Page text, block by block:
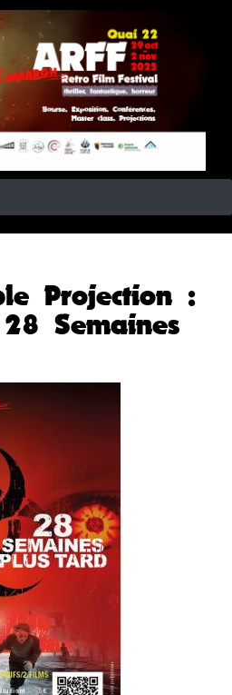
Aller
au
contenu
principal
Projection :
Semaines